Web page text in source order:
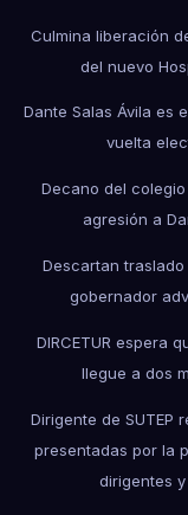
Culmina liberación
del nuevo
Dante Salas Ávila es
vuelta
Decano del
agresión a
Descartan traslado
gobernador
DIRCETUR espera
llegue a dos
Dirigente de SUTEP
presentadas por la
dirigentes